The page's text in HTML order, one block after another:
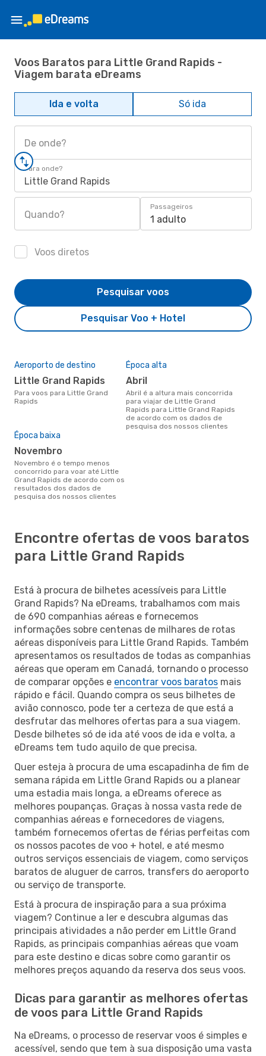
Voos Baratos para Little Grand Rapids -
Viagem barata eDreams
Ida e volta Só ida
De onde?
Para onde?
Little Grand Rapids
Quando?
Passageiros
1 adulto
Voos diretos
Pesquisar Voo + Hotel
Pesquisar voos
Aeroporto de destino
Little Grand Rapids
Para voos para Little Grand
Rapids
Época alta
abril
abril é a altura mais concorrida
para viajar de Little Grand
Rapids para Little Grand Rapids
de acordo com os dados de
pesquisa dos nossos clientes
Época baixa
novembro
novembro é o tempo menos
concorrido para voar até Little
Grand Rapids de acordo com os
resultados dos dados de
pesquisa dos nossos clientes
Encontre ofertas de voos baratos
para Little Grand Rapids
Está à procura de bilhetes acessíveis para Little
Grand Rapids? Na eDreams, trabalhamos com mais
de 690 companhias aéreas e fornecemos
informações sobre centenas de milhares de rotas
aéreas disponíveis para Little Grand Rapids. Também
apresentamos os resultados de todas as companhias
aéreas que operam em Canadá, tornando o processo
de comparar opções e encontrar voos baratos mais
rápido e fácil. Quando compra os seus bilhetes de
avião connosco, pode ter a certeza de que está a
desfrutar das melhores ofertas para a sua viagem.
Desde bilhetes só de ida até voos de ida e volta, a
eDreams tem tudo aquilo de que precisa.
Quer esteja à procura de uma escapadinha de fim de
semana rápida em Little Grand Rapids ou a planear
uma estadia mais longa, a eDreams oferece as
melhores poupanças. Graças à nossa vasta rede de
companhias aéreas e fornecedores de viagens,
também fornecemos ofertas de férias perfeitas com
os nossos pacotes de voo + hotel, e até mesmo
outros serviços essenciais de viagem, como serviços
baratos de aluguer de carros, transfers do aeroporto
ou serviço de transporte.
Está à procura de inspiração para a sua próxima
viagem? Continue a ler e descubra algumas das
principais atividades a não perder em Little Grand
Rapids, as principais companhias aéreas que voam
para este destino e dicas sobre como garantir os
melhores preços aquando da reserva dos seus voos.
Dicas para garantir as melhores ofertas
de voos para Little Grand Rapids
Na eDreams, o processo de reservar voos é simples e
acessível, sendo que tem à sua disposição uma vasta